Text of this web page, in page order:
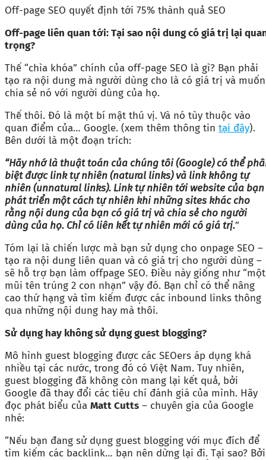
Off-page SEO quyết định tới 75% thành quả SEO
Off-page liên quan tới: Tại sao nội dung có giá trị lại
trọng?
Thế “chìa khóa” chính của off-page SEO là gì? Bạn phải
tạo ra nội dung mà người dùng cho là có giá trị và muốn
chia sẻ nó với người dùng của họ.
Thế thôi. Đó là một bí mật thú vị. Và nó tùy thuộc vào
quan điểm của… Google. (xem thêm thông tin tại đây).
Bên dưới là một đoạn trích:
“Hãy nhớ là thuật toán của chúng tôi (Google) có thể
biệt được link tự nhiên (natural links) và link không tự
nhiên (unnatural links). Link tự nhiên tới website của bạn
phát triển một cách tự nhiên khi những sites khác cho
rằng nội dung của bạn có giá trị và chia sẻ cho người
dùng của họ. Chỉ có liên kết tự nhiên mới có giá trị.”
Tóm lại là chiến lược mà bạn sử dụng cho onpage SEO –
tạo ra nội dung liên quan và có giá trị cho người dùng –
sẽ hỗ trợ bạn làm offpage SEO. Điều này giống như “một
mũi tên trúng 2 con nhạn” vậy đó. Bạn chỉ có thể nâng
cao thứ hạng và tìm kiếm được các inbound links thông
qua những nội dung hay mà thôi.
Sử dụng hay không sử dụng guest blogging?
Mô hình guest blogging được các SEOers áp dụng khá
nhiều tại các nước, trong đó có Việt Nam. Tuy nhiên,
guest blogging đã không còn mang lại kết quả, bởi
Google đã thay đổi các tiêu chí đánh giá của mình. Hãy
đọc phát biểu của Matt Cutts – chuyên gia của Google
nhé:
“Nếu bạn đang sử dụng guest blogging với mục đích để
tìm kiếm các backlink… bạn nên dừng lại đi. Tại sao? Bởi